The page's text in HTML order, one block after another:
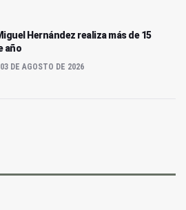
Hernández realiza más de 15
año
DE AGOSTO DE 2026